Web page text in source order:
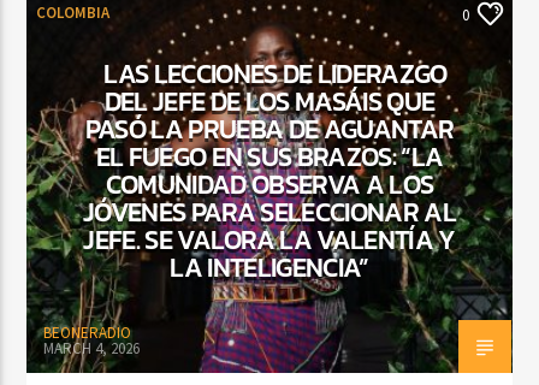
COLOMBIA 0
LAS LECCIONES DE LIDERAZGO
DEL JEFE DE LOS MASÁIS QUE
PASÓ LA PRUEBA DE AGUANTAR
EL FUEGO EN SUS BRAZOS: “LA
COMUNIDAD OBSERVA A LOS
JÓVENES PARA SELECCIONAR AL
JEFE. SE VALORA LA VALENTÍA Y
LA INTELIGENCIA”
BEONERADIO
MARCH 4, 2026